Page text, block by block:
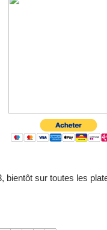
bientôt sur toutes les